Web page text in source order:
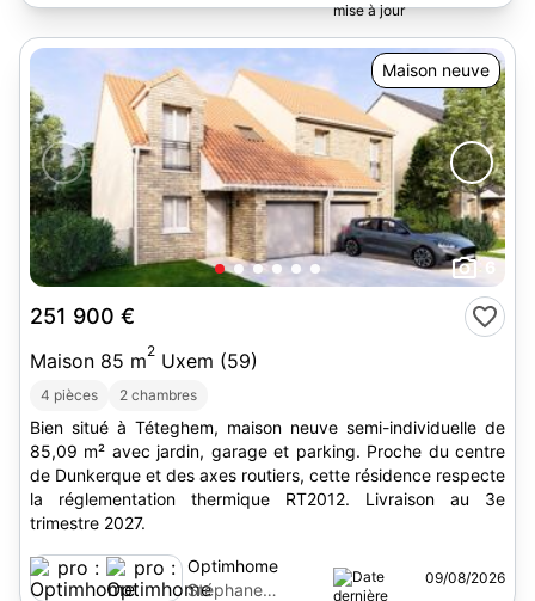
Maison neuve
251 900 €
Maison 85 m2 Uxem (59)
4 pièces 2 chambres
Bien situé à Téteghem, maison neuve semi-individuelle de
85,09 m² avec jardin, garage et parking. Proche du centre
de Dunkerque et des axes routiers, cette résidence respecte
la réglementation thermique RT2012. Livraison au 3e
trimestre 2027.
Optimhome
Stéphane
09/08/2026